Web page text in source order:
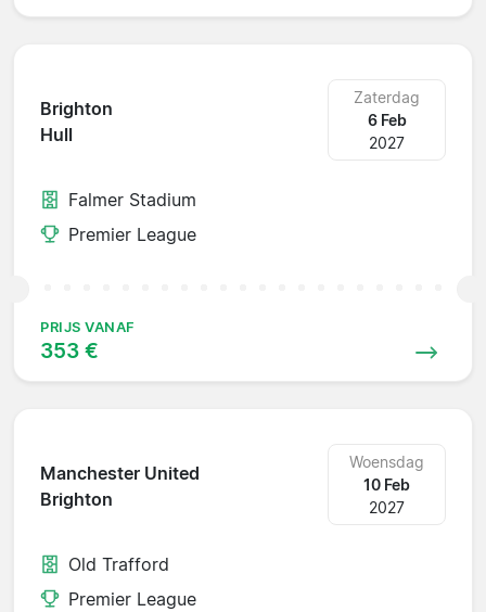
Brighton
Hull
Zaterdag
6 Feb
2027
Falmer Stadium
Premier League
PRIJS VANAF
353 €
Manchester United
Brighton
Woensdag
10 Feb
2027
Old Trafford
Premier League